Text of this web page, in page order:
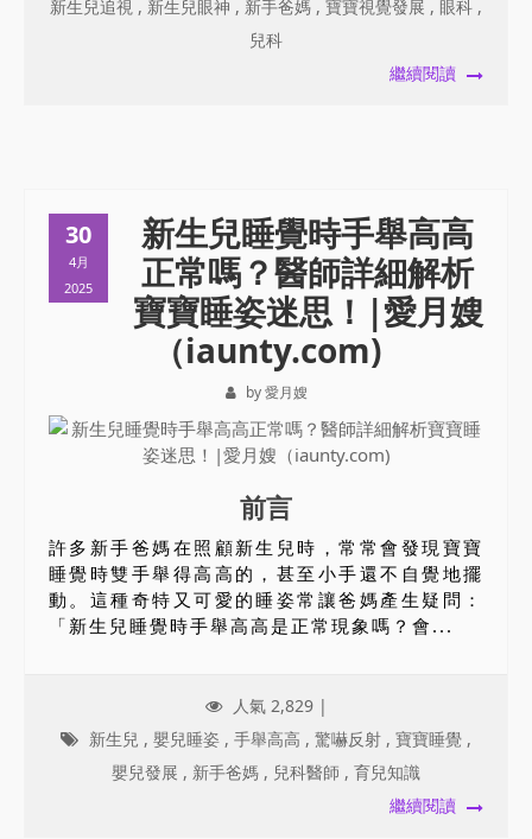
新生兒追視 , 新生兒眼神 , 新手爸媽 , 寶寶視覺發展 , 眼科 ,
兒科
繼續閱讀
30
4月
2025
新生兒睡覺時手舉高高
正常嗎？醫師詳細解析
寶寶睡姿迷思！|愛月嫂
（iaunty.com)
by 愛月嫂
前言
許多新手爸媽在照顧新生兒時，常常會發現寶寶
睡覺時雙手舉得高高的，甚至小手還不自覺地擺
動。這種奇特又可愛的睡姿常讓爸媽產生疑問：
「新生兒睡覺時手舉高高是正常現象嗎？會...
人氣 2,829 |
新生兒 , 嬰兒睡姿 , 手舉高高 , 驚嚇反射 , 寶寶睡覺 ,
嬰兒發展 , 新手爸媽 , 兒科醫師 , 育兒知識
繼續閱讀